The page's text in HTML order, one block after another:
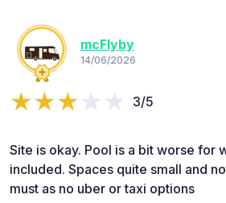
mcFlyby
14/06/2026
3/5
Site is okay. Pool is a bit worse for
included. Spaces quite small and
must as no uber or taxi options